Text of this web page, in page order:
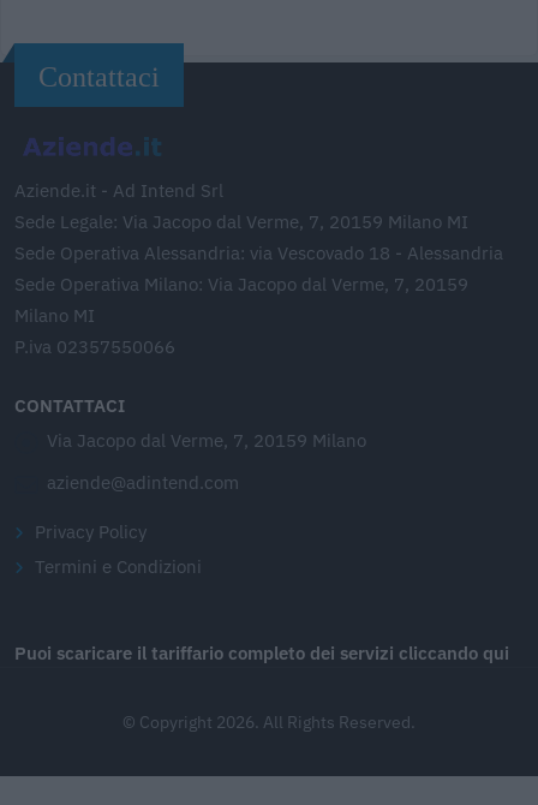
Contattaci
Aziende.it - Ad Intend Srl
Sede Legale: Via Jacopo dal Verme, 7, 20159 Milano MI
Sede Operativa Alessandria: via Vescovado 18 - Alessandria
Sede Operativa Milano: Via Jacopo dal Verme, 7, 20159
Milano MI
P.iva 02357550066
CONTATTACI
Via Jacopo dal Verme, 7, 20159 Milano
aziende@adintend.com
Privacy Policy
Termini e Condizioni
Puoi scaricare il tariffario completo dei servizi cliccando qui
© Copyright 2026. All Rights Reserved.